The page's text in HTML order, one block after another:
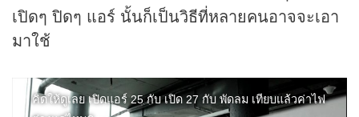
เปิดๆ ปิดๆ แอร์ นั้นก็เป็นวิธีที่หลายคนอาจจะเอา
มาใช้